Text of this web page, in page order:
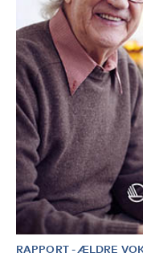
RAPPORT-ÆLDRE